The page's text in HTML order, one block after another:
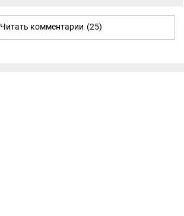
Читать комментарии (25)